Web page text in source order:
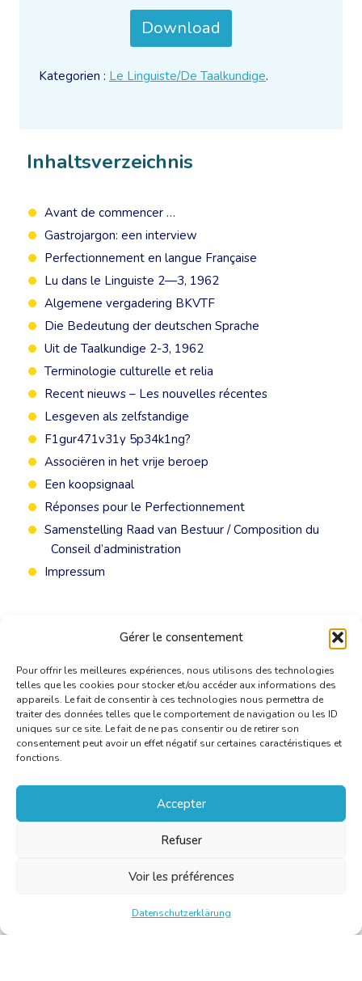
Gérer le consentement
Pour offrir les meilleures expériences, nous utilisons des technologies
telles que les cookies pour stocker et/ou accéder aux informations des
appareils. Le fait de consentir à ces technologies nous permettra de
traiter des données telles que le comportement de navigation ou les ID
uniques sur ce site. Le fait de ne pas consentir ou de retirer son
consentement peut avoir un effet négatif sur certaines caractéristiques et
fonctions.
Accepter
Refuser
Voir les préférences
Datenschutzerklärung
Inhaltsverzeichnis
Avant de commencer …
Gastrojargon: een interview
Perfectionnement en langue Française
Lu dans le Linguiste 2—3, 1962
Algemene vergadering BKVTF
Die Bedeutung der deutschen Sprache
Uit de Taalkundige 2-3, 1962
Terminologie culturelle et relia
Recent nieuws – Les nouvelles récentes
Lesgeven als zelfstandige
F1gur471v31y 5p34k1ng?
Associëren in het vrije beroep
Een koopsignaal
Réponses pour le Perfectionnement
Samenstelling Raad van Bestuur / Composition du
Conseil d’administration
Impressum
Download
Kategorien : Le Linguiste/De Taalkundige.